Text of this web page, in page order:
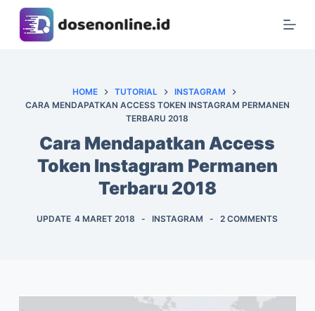
S
k
HOME TUTORIAL
INSTAGRAM
CARA MENDAPATKAN ACCESS TOKEN INSTAGRAM PERMANEN
TERBARU 2018
Cara Mendapatkan Access
Token Instagram Permanen
Terbaru 2018
UPDATE 4 MARET 2018 INSTAGRAM 2 COMMENTS